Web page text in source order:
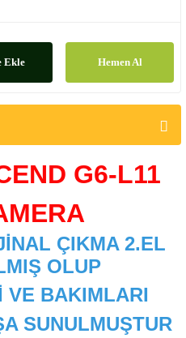
Ekle Hemen Al
G6-L11
ÇIKMA 2.EL
OLUP
VE BAKIMLARI
SUNULMUŞTUR